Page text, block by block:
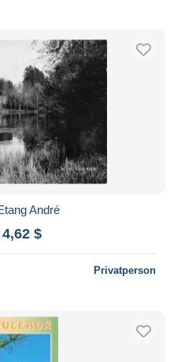
André
$
Privatperson